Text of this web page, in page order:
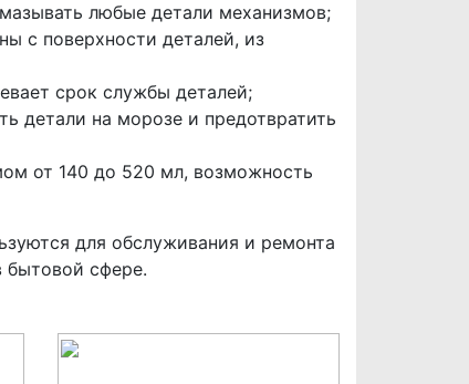
любые детали механизмов;
с поверхности деталей, из
срок службы деталей;
детали на морозе и предотвратить
от 140 до 520 мл, возможность
для обслуживания и ремонта
бытовой сфере.